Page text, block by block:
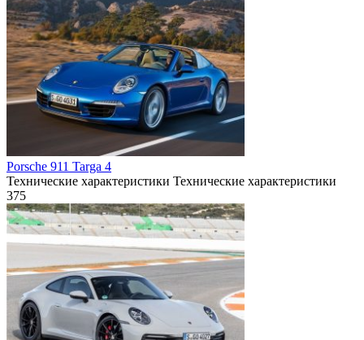
Porsche 911 Targa 4
Технические характеристики Технические характеристики
375